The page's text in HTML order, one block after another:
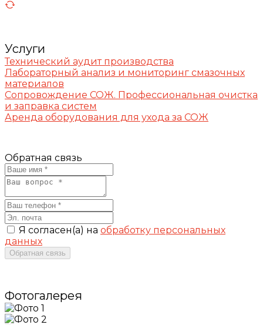
Услуги
Технический аудит производства
Лабораторный анализ и мониторинг смазочных
материалов
Сопровождение СОЖ. Профессиональная очистка
и заправка систем
Аренда оборудования для ухода за СОЖ
Обратная связь
Я согласен(а) на обработку персональных
данных
Обратная связь
Фотогалерея